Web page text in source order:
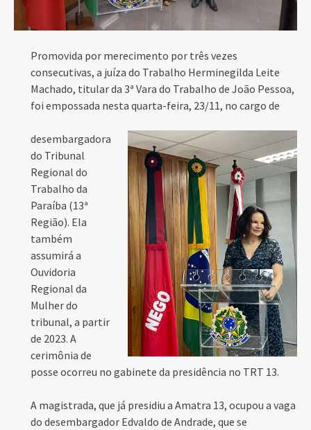
Promovida por merecimento por três vezes
consecutivas, a juíza do Trabalho Herminegilda Leite
Machado, titular da 3ª Vara do Trabalho de João Pessoa,
foi empossada nesta quarta-feira, 23/11, no cargo de
desembargadora
do Tribunal
Regional do
Trabalho da
Paraíba (13ª
Região). Ela
também
assumirá a
Ouvidoria
Regional da
Mulher do
tribunal, a partir
de 2023. A
cerimônia de
posse ocorreu no gabinete da presidência no TRT 13.
A magistrada, que já presidiu a Amatra 13, ocupou a vaga
do desembargador Edvaldo de Andrade, que se